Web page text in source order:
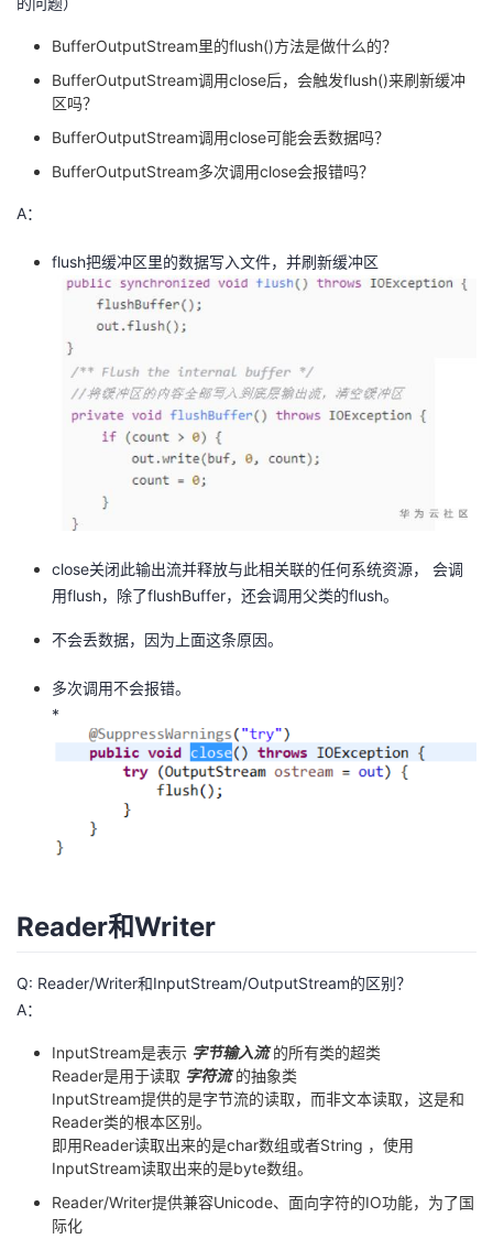
BufferOutputStream里的flush()方法是做什么的？
BufferOutputStream调用close后，会触发flush()来刷新缓冲
区吗？
BufferOutputStream调用close可能会丢数据吗？
BufferOutputStream多次调用close会报错吗？
A：
flush把缓冲区里的数据写入文件，并刷新缓冲区
close关闭此输出流并释放与此相关联的任何系统资源， 会调
用flush，除了flushBuffer，还会调用父类的flush。
不会丢数据，因为上面这条原因。
多次调用不会报错。
*
Reader和Writer
Q: Reader/Writer和InputStream/OutputStream的区别？
A：
InputStream是表示 字节输入流的所有类的超类
Reader是用于读取 字符流的抽象类
InputStream提供的是字节流的读取，而非文本读取，这是和
Reader类的根本区别。
即用Reader读取出来的是char数组或者String ，使用
InputStream读取出来的是byte数组。
Reader/Writer提供兼容Unicode、面向字符的IO功能，为了国
际化